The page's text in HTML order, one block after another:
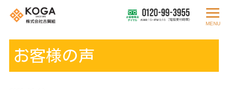
MENU
お客様の声